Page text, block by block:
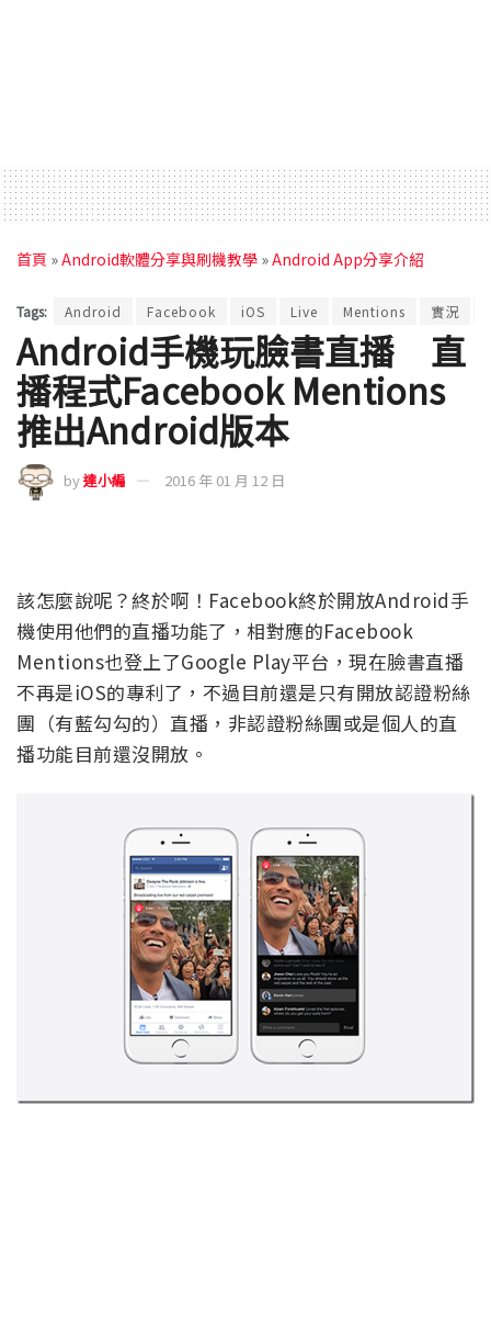
首頁 »Android軟體分享與刷機教學 »Android App分享介紹
Tags: Android Facebook iOS Live Mentions 實況
Android手機玩臉書直播 直
播程式Facebook Mentions
推出Android版本
by達小編 2016 年 01 月 12 日
該怎麼說呢？終於啊！Facebook終於開放Android手
機使用他們的直播功能了，相對應的Facebook
Mentions也登上了Google Play平台，現在臉書直播
不再是iOS的專利了，不過目前還是只有開放認證粉絲
團（有藍勾勾的）直播，非認證粉絲團或是個人的直
播功能目前還沒開放。